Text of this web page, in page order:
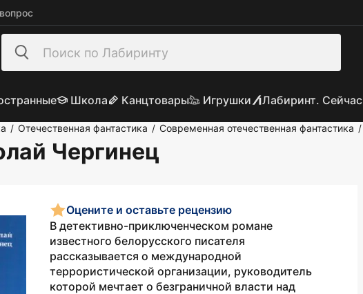
Школа Канцтовары Игрушки Лабиринт. Сейчас
/ Отечественная фантастика / Современная отечественная фантастика /
Чергинец
Оцените и оставьте рецензию
В детективно-приключенческом романе
известного белорусского писателя
рассказывается о международной
террористической организации, руководитель
которой мечтает о безграничной власти над